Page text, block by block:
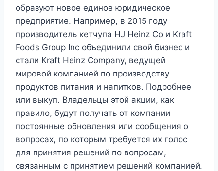
образуют новое единое юридическое
предприятие. Например, в 2015 году
производитель кетчупа HJ Heinz Co и Kraft
Foods Group Inc объединили свой бизнес и
стали Kraft Heinz Company, ведущей
мировой компанией по производству
продуктов питания и напитков. Подробнее
или выкуп. Владельцы этой акции, как
правило, будут получать от компании
постоянные обновления или сообщения о
вопросах, по которым требуется их голос
для принятия решений по вопросам,
связанным с принятием решений компанией.